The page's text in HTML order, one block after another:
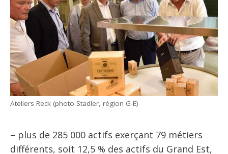
Ateliers Reck (photo Stadler, région G-E)
– plus de 285 000 actifs exerçant 79 métiers
différents, soit 12,5 % des actifs du Grand Est,